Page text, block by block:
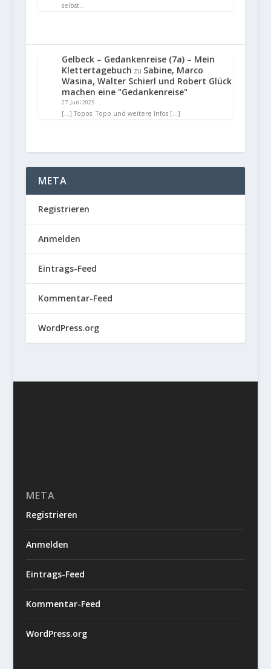
selbst…
Gelbeck – Gedankenreise (7a) – Mein
Klettertagebuch zu Sabine, Marco
Wasina, Walter Schierl und Robert Glück
machen eine "Gedankenreise"
27. Juni 2025
[…] Topos: Topo und weitere Infos […]
META
Registrieren
Anmelden
Eintrags-Feed
Kommentar-Feed
WordPress.org
META
Registrieren
Anmelden
Eintrags-Feed
Kommentar-Feed
WordPress.org